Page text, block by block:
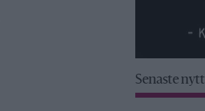
Senaste nytt